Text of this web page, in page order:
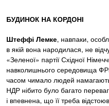
БУДИНОК НА КОРДОНІ
Штеффі Лемке, навпаки,
в якій вона народилася, не
«Зеленої» партії Східної
навколишнього середовища
часом чимало людей
НДР нібито було багато
і впевнена, що її треба